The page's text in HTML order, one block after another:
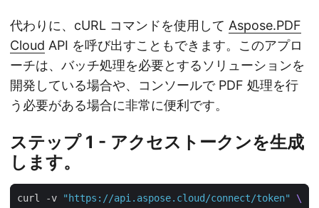
代わりに、cURL コマンドを使用して Aspose.PDF
Cloud API を呼び出すこともできます。このアプロ
ーチは、バッチ処理を必要とするソリューションを
開発している場合や、コンソールで PDF 処理を行
う必要がある場合に非常に便利です。
ステップ 1 - アクセストークンを生成
します。
curl -v "https://api.aspose.cloud/connect/token"